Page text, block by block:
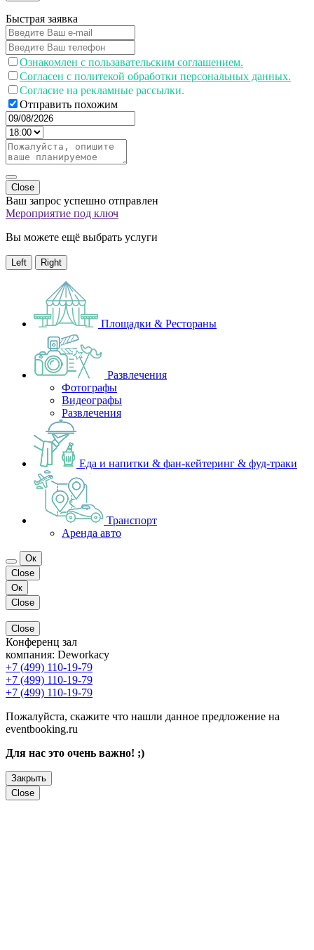
Быстрая заявка
Ознакомлен с пользавательским соглашением.
Согласен с политекой обработки персональных данных.
Согласие на рекламные рассылки.
Отправить похожим
Close
Ваш запрос успешно отправлен
Мероприятие под ключ
Вы можете ещё выбрать услуги
Left Right
Площадки & Рестораны
Развлечения
Фотографы
Видеографы
Развлечения
Еда и напитки & фан-кейтеринг & фуд-траки
Транспорт
Аренда авто
Ок
Close
Ок
Close
Close
Конференц зал
компания: Deworkacy
+7 (499) 110-19-79
+7 (499) 110-19-79
+7 (499) 110-19-79
Пожалуйста, скажите что нашли данное предложение на
eventbooking.ru
Для нас это очень важно! ;)
Закрыть
Close